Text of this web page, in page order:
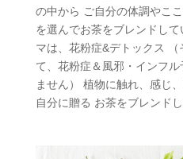
の中から ご自分の体調やこ
を選んでお茶をブレンドし
マは、花粉症&デトックス （
て、花粉症＆風邪・インフ
ません） 植物に触れ、感じ
自分に贈る お茶をブレンド